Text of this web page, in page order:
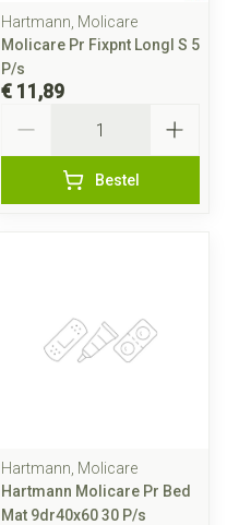
Hartmann, Molicare
Molicare Pr Fixpnt Longl S 5
P/s
€ 11,89
Bestel
Hartmann, Molicare
Hartmann Molicare Pr Bed
Mat 9dr40x60 30 P/s